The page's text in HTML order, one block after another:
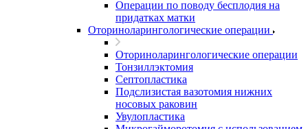
Операции по поводу бесплодия на
придатках матки
Оториноларингологические операции
Оториноларингологические операции
Тонзиллэктомия
Септопластика
Подслизистая вазотомия нижних
носовых раковин
Увулопластика